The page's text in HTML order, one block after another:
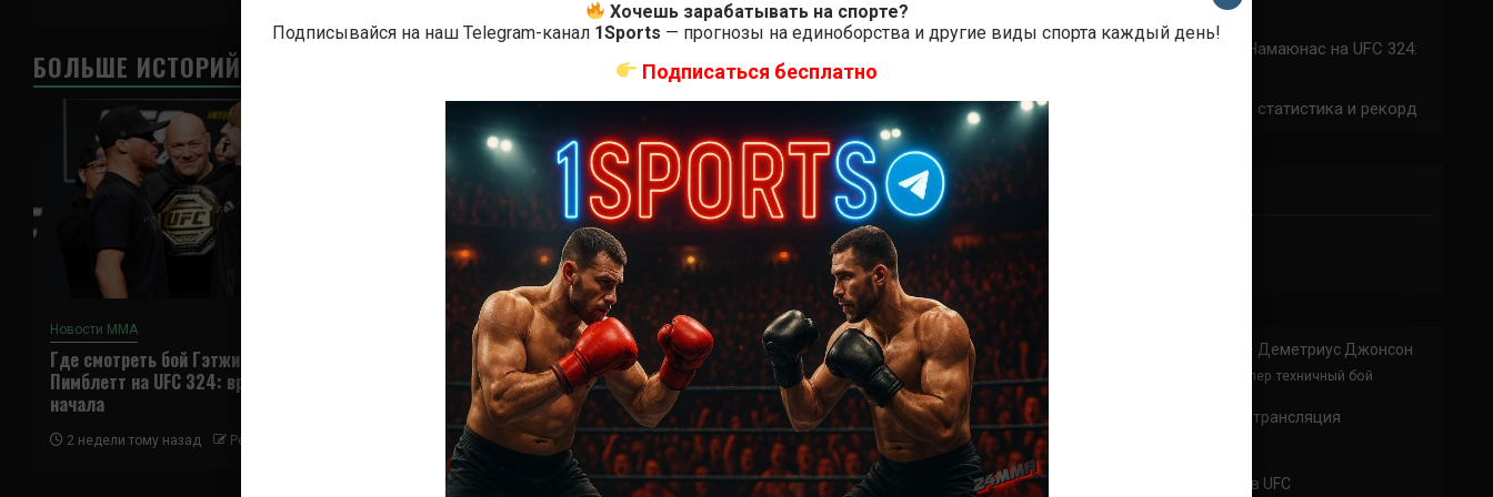
БОЛЬШЕ ИСТОРИЙ
Новости ММА
Где смотреть бой Гэтжи —
Пимблетт на UFC 324: время
начала
2 недели тому назад Решит Сабитов
Новости ММА
Где смотреть бой О’Мэлли —
Ядонг на UFC 324: время начала
2 недели тому назад Решит Сабитов
Новости ММА
Прогноз на бой Гэтжи — Пимблетт
на UFC 324: коэффициенты
2 недели тому назад Решит Сабитов
Прогноз на бой Сильва — Намаюнас на UFC 324:
Арнольд Аллен на UFC 324: статистика и рекорд
Доминик Круз — Деметриус Джонсон
Спасибо что выложили этот супер техничный бой
Анонимно UFC 324 прямая трансляция
А как смотреть с ноутбука?
Расписание боев UFC
Хочешь зарабатывать на спорте?
Подписывайся на наш Telegram-канал 1Sports — прогнозы на единоборства и другие виды спорта каждый день!
Подписаться бесплатно